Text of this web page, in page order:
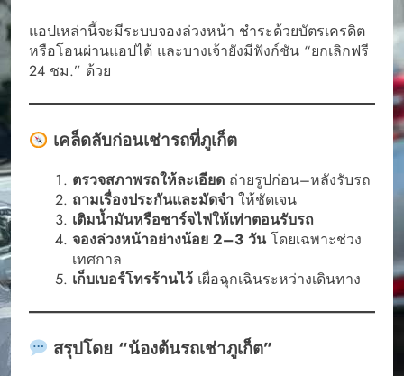
แอปเหล่านี้จะมีระบบจองล่วงหน้า ชำระด้วยบัตรเครดิต
หรือโอนผ่านแอปได้ และบางเจ้ายังมีฟังก์ชัน “ยกเลิกฟรี
24 ชม.” ด้วย
เคล็ดลับก่อนเช่ารถที่ภูเก็ต
ตรวจสภาพรถให้ละเอียด ถ่ายรูปก่อน–หลังรับรถ
ถามเรื่องประกันและมัดจำ ให้ชัดเจน
เติมน้ำมันหรือชาร์จไฟให้เท่าตอนรับรถ
จองล่วงหน้าอย่างน้อย 2–3 วันโดยเฉพาะช่วง
เทศกาล
เก็บเบอร์โทรร้านไว้ เผื่อฉุกเฉินระหว่างเดินทาง
สรุปโดย “น้องต้นรถเช่าภูเก็ต”